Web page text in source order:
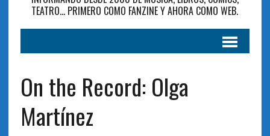
TEATRO... PRIMERO COMO FANZINE Y AHORA COMO WEB.
On the Record: Olga
Martínez